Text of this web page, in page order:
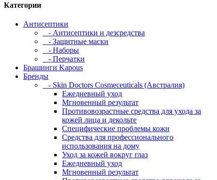
Категории
Антисептики
- Антисептики и дезсредства
- Защитные маски
- Наборы
- Перчатки
Брашинги Kapous
Бренды
- Skin Doctors Cosmeceuticals (Австралия)
Ежедневный уход
Мгновенный результат
Противовозрастные средства для ухода за
кожей лица и декольте
Специфические проблемы кожи
Средства для профессионального
использования на дому
Уход за кожей вокруг глаз
Ежедневный уход
Мгновенный результат